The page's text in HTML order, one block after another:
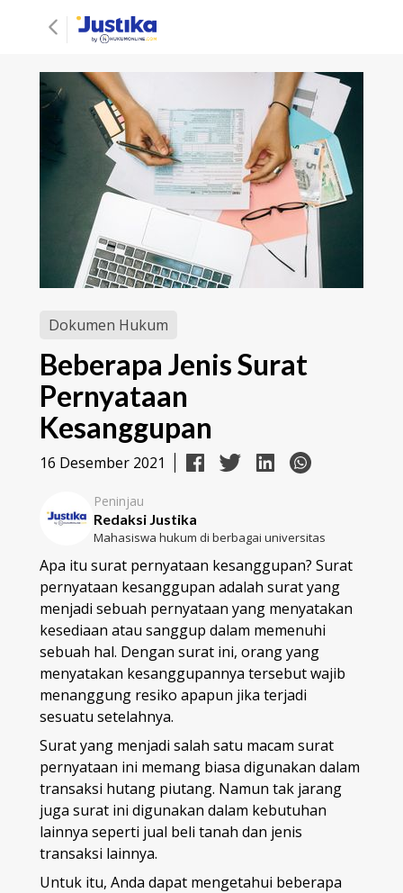
Dokumen Hukum
Beberapa Jenis Surat
Pernyataan
Kesanggupan
16 Desember 2021
Peninjau
Redaksi Justika
Mahasiswa hukum di berbagai universitas
Apa itu surat pernyataan kesanggupan? Surat
pernyataan kesanggupan adalah surat yang
menjadi sebuah pernyataan yang menyatakan
kesediaan atau sanggup dalam memenuhi
sebuah hal. Dengan surat ini, orang yang
menyatakan kesanggupannya tersebut wajib
menanggung resiko apapun jika terjadi
sesuatu setelahnya.
Surat yang menjadi salah satu macam surat
pernyataan ini memang biasa digunakan dalam
transaksi hutang piutang. Namun tak jarang
juga surat ini digunakan dalam kebutuhan
lainnya seperti jual beli tanah dan jenis
transaksi lainnya.
Untuk itu, Anda dapat mengetahui beberapa